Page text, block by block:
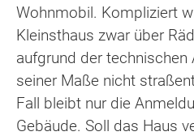
Wohnmobil. Kompliziert
Kleinsthaus zwar über
aufgrund der
seiner Maße nicht
Fall bleibt nur die
Gebäude. Soll das Haus